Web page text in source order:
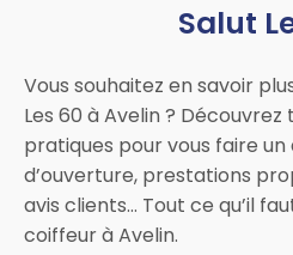
Salut
Vous souhaitez en savoir
Les 60 à Avelin ?
pratiques pour vous faire un
d’ouverture, prestations
avis clients… Tout ce qu’il
coiffeur à Avelin.